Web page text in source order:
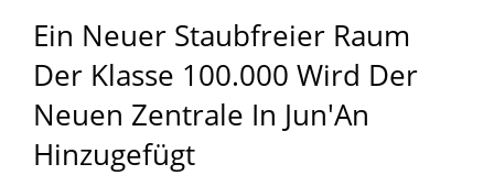
ALS HERSTELLER VON
MASSGEFERTIGTEN
GUMMIPRODUKTEN
Ein Neuer Staubfreier Raum
Der Klasse 100.000 Wird Der
Neuen Zentrale In Jun'An
Hinzugefügt